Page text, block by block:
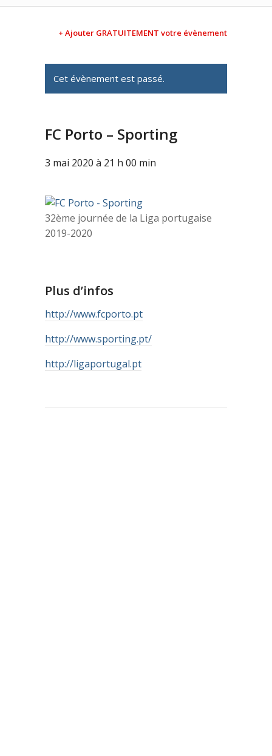
+ Ajouter GRATUITEMENT votre évènement
Cet évènement est passé.
FC Porto – Sporting
3 mai 2020 à 21 h 00 min
32ème journée de la Liga portugaise
2019-2020
Plus d’infos
http://www.fcporto.pt
http://www.sporting.pt/
http://ligaportugal.pt